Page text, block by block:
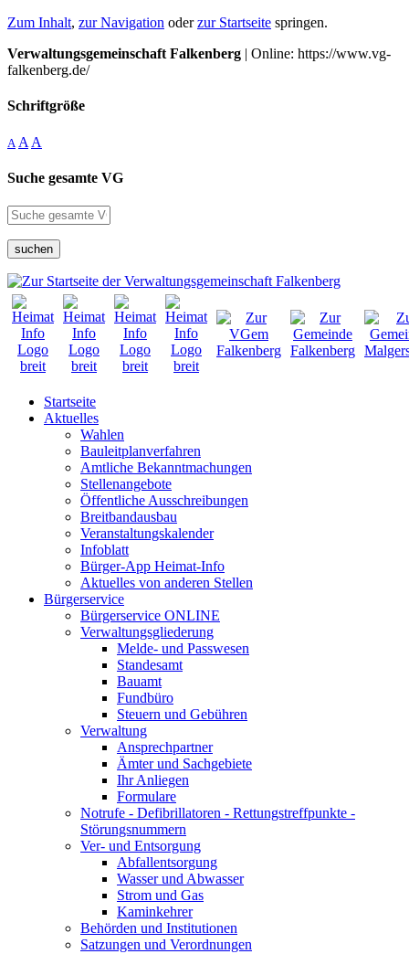
Zum Inhalt, zur Navigation oderzur Startseite springen.
Verwaltungsgemeinschaft Falkenberg | Online: https://www.vg-
falkenberg.de/
Schriftgröße
A A A
Suche gesamte VG
suchen
Startseite
Aktuelles
Wahlen
Bauleitplanverfahren
Amtliche Bekanntmachungen
Stellenangebote
Öffentliche Ausschreibungen
Breitbandausbau
Veranstaltungskalender
Infoblatt
Bürger-App Heimat-Info
Aktuelles von anderen Stellen
Bürgerservice
Bürgerservice ONLINE
Verwaltungsgliederung
Melde- und Passwesen
Standesamt
Bauamt
Fundbüro
Steuern und Gebühren
Verwaltung
Ansprechpartner
Ämter und Sachgebiete
Ihr Anliegen
Formulare
Notrufe - Defibrillatoren - Rettungstreffpunkte -
Störungsnummern
Ver- und Entsorgung
Abfallentsorgung
Wasser und Abwasser
Strom und Gas
Kaminkehrer
Behörden und Institutionen
Satzungen und Verordnungen